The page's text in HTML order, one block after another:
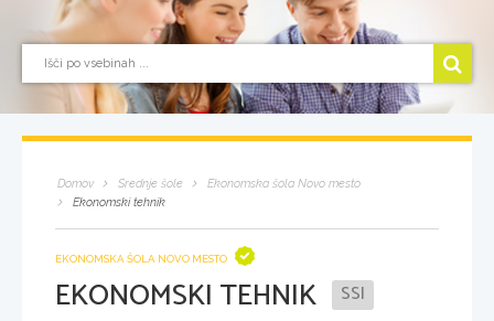
Domov Srednje šole
Ekonomska šola Novo mesto
Ekonomski tehnik
EKONOMSKA ŠOLA NOVO MESTO
EKONOMSKI TEHNIK SSI